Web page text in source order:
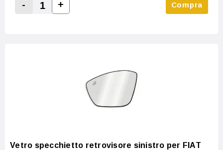
Decrease Quantity:
-
Increase Quantity:
+ Compra
Vetro specchietto retrovisore sinistro per FIAT